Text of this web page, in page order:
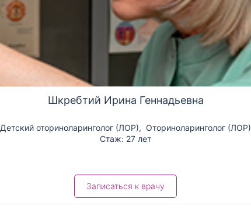
Шкребтий Ирина Геннадьевна
Детский оториноларинголог (ЛОР), Оториноларинголог (ЛОР)
Стаж: 27 лет
Записаться к врачу